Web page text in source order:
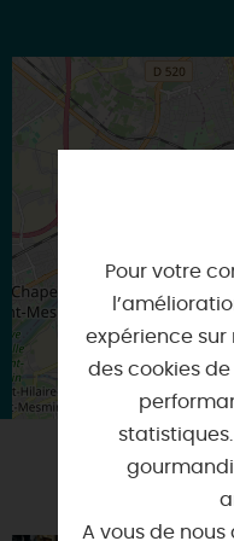
VOUS
Pour votre
expérience sur
des cookies
A vous de